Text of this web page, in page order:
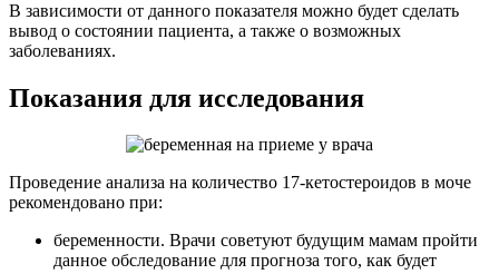
В зависимости от данного показателя можно будет сделать
вывод о состоянии пациента, а также о возможных
заболеваниях.
Показания для исследования
Проведение анализа на количество 17-кетостероидов в моче
рекомендовано при:
беременности. Врачи советуют будущим мамам пройти
данное обследование для прогноза того, как будет